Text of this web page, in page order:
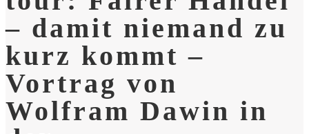
– damit niemand zu
kurz kommt –
Vortrag von
Wolfram Dawin in